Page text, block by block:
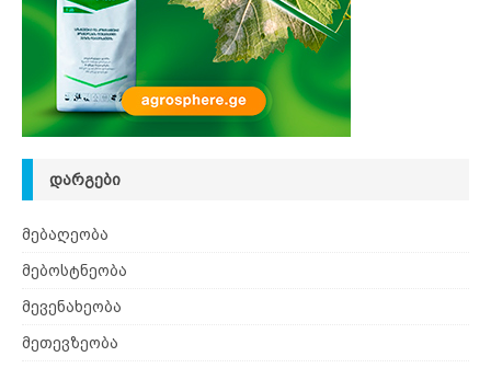
ᲓᲐᲠᲒᲔᲑᲘ
მებაღეობა
მებოსტნეობა
მევენახეობა
მეთევზეობა